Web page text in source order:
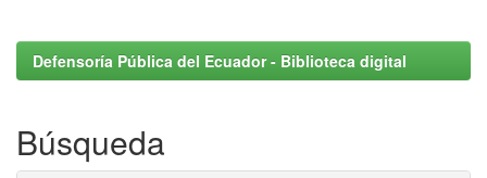
Defensoría Pública del Ecuador - Biblioteca digital
Búsqueda